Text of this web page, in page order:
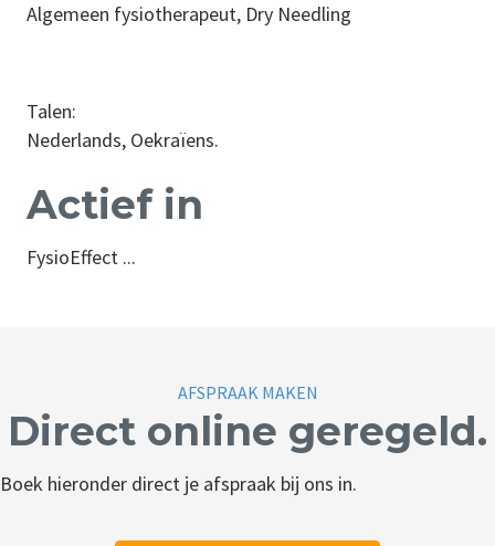
Algemeen fysiotherapeut, Dry Needling
Talen:
Nederlands, Oekraïens.
Actief in
FysioEffect ...
AFSPRAAK MAKEN
Direct online geregeld.
Boek hieronder direct je afspraak bij ons in.